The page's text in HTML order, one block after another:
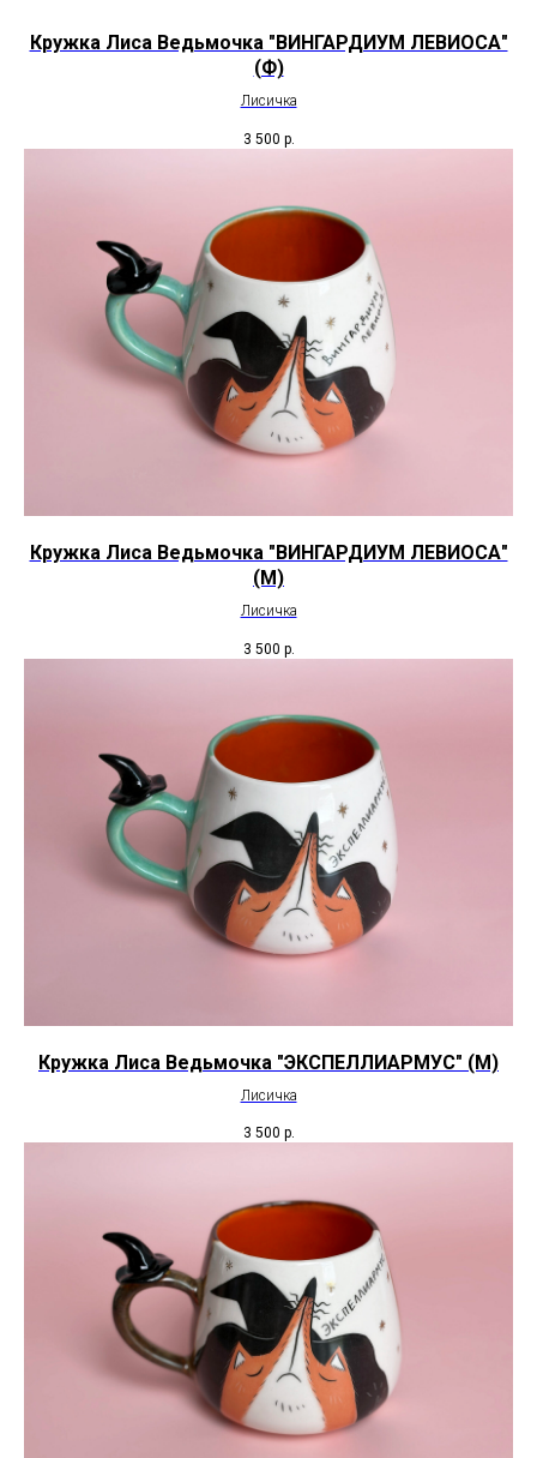
Кружка Лиса Ведьмочка "ВИНГАРДИУМ ЛЕВИОСА"
(Ф)
Лисичка
3 500 р.
Кружка Лиса Ведьмочка "ВИНГАРДИУМ ЛЕВИОСА"
(М)
Лисичка
3 500 р.
Кружка Лиса Ведьмочка "ЭКСПЕЛЛИАРМУС" (М)
Лисичка
3 500 р.